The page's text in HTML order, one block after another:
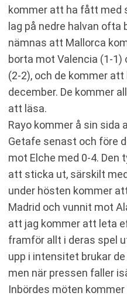
kommer att ha fått med
lag på nedre halvan
nämnas att Mallorca
borta mot Valencia (1-
(2-2), och de kommer
december. De kommer
att läsa.
Rayo kommer å sin
Getafe senast och före
mot Elche med 0-4.
att sticka ut, särskilt
under hösten kommer
Madrid och vunnit mot
att jag kommer att leta
framför allt i deras spel
upp i intensitet brukar
men när pressen faller
Inbördes möten